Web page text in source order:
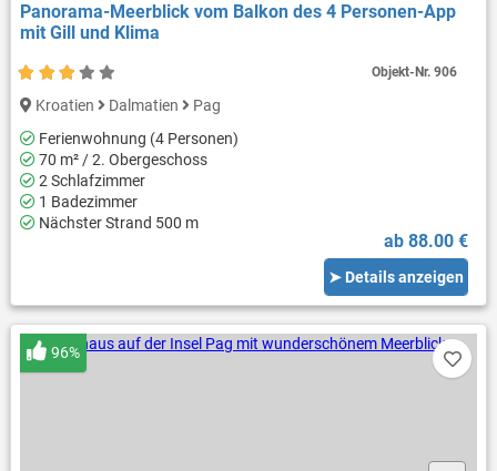
Panorama-Meerblick vom Balkon des 4 Personen-App
mit Gill und Klima
Kroatien Dalmatien
Pag
Ferienwohnung (4 Personen)
70 m² / 2. Obergeschoss
2 Schlafzimmer
1 Badezimmer
Nächster Strand 500 m
ab 88.00 €
➤ Details anzeigen
Objekt-Nr.906
96%